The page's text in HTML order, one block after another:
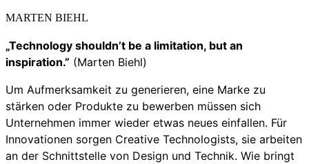
MARTEN BIEHL
„Technology shouldn’t be a limitation, but an
inspiration.” (Marten Biehl)
Um Aufmerksamkeit zu generieren, eine Marke zu
stärken oder Produkte zu bewerben müssen sich
Unternehmen immer wieder etwas neues einfallen. Für
Innovationen sorgen Creative Technologists, sie arbeiten
an der Schnittstelle von Design und Technik. Wie bringt